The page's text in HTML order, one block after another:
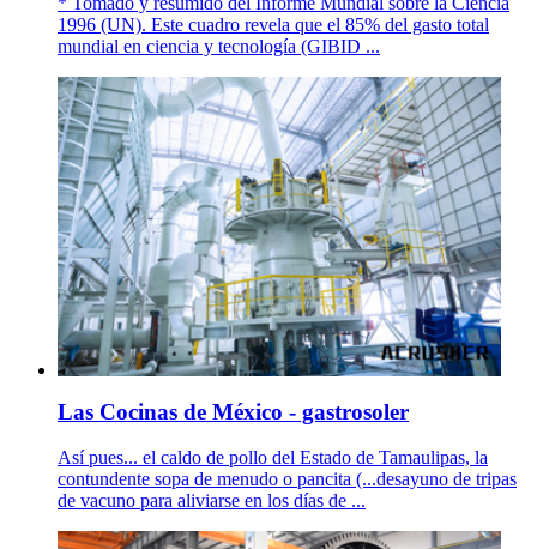
1996 (UN). Este cuadro revela que el 85% del gasto total
mundial en ciencia y tecnología (GIBID ...
Las Cocinas de México - gastrosoler
Así pues... el caldo de pollo del Estado de Tamaulipas, la
contundente sopa de menudo o pancita (...desayuno de tripas
de vacuno para aliviarse en los días de ...